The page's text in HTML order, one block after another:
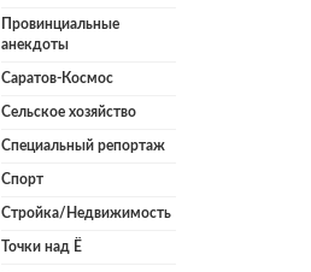
Провинциальные
анекдоты
Саратов-Космос
Сельское хозяйство
Специальный репортаж
Спорт
Стройка/Недвижимость
Точки над Ё